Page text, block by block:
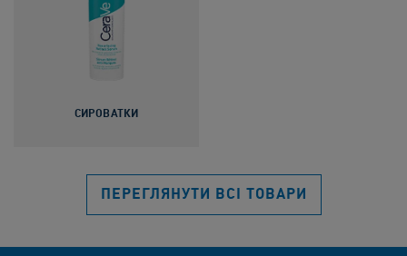
СИРОВАТКИ
ПЕРЕГЛЯНУТИ ВСІ ТОВАРИ